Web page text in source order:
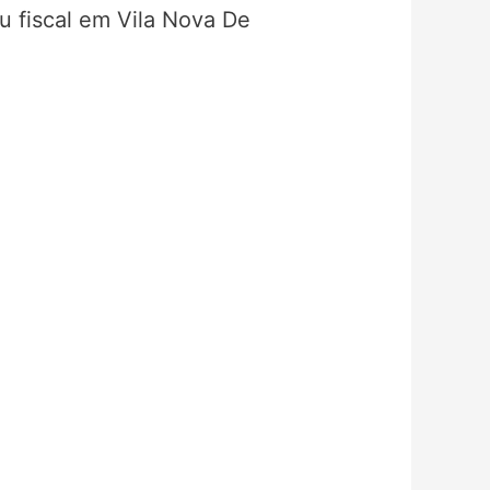
fiscal em Vila Nova De